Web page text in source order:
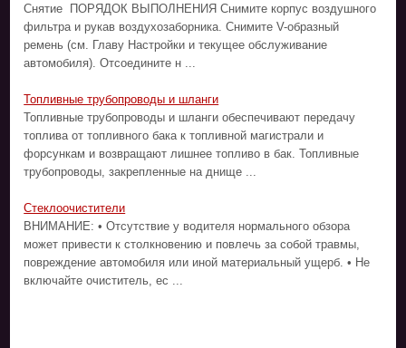
Снятие ПОРЯДОК ВЫПОЛНЕНИЯ Снимите корпус воздушного
фильтра и рукав воздухозаборника. Снимите V-образный
ремень (см. Главу Настройки и текущее обслуживание
автомобиля). Отсоедините н ...
Топливные трубопроводы и шланги
Топливные трубопроводы и шланги обеспечивают передачу
топлива от топливного бака к топливной магистрали и
форсункам и возвращают лишнее топливо в бак. Топливные
трубопроводы, закрепленные на днище ...
Стеклоочистители
ВНИМАНИЕ: • Отсутствие у водителя нормального обзора
может привести к столкновению и повлечь за собой травмы,
повреждение автомобиля или иной материальный ущерб. • Не
включайте очиститель, ес ...